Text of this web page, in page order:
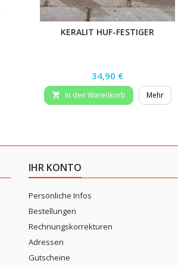
KERALIT HUF-FESTIGER
Preis
34,90 €
 In den Warenkorb Mehr
IHR KONTO
Persönliche Infos
Bestellungen
Rechnungskorrekturen
Adressen
Gutscheine